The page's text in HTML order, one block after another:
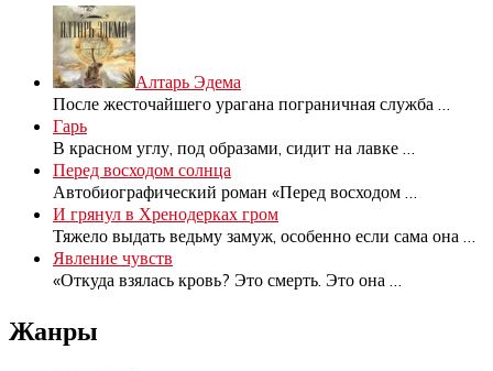
Алтарь Эдема
После жесточайшего урагана пограничная служба
Гарь
В красном углу, под образами, сидит на лавке
Перед восходом солнца
Автобиографический роман «Перед восходом
И грянул в Хренодерках гром
Тяжело выдать ведьму замуж, особенно если сама она
Явление чувств
«Откуда взялась кровь? Это смерть. Это она
Жанры